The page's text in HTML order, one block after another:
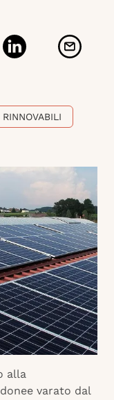
alla
varato dal